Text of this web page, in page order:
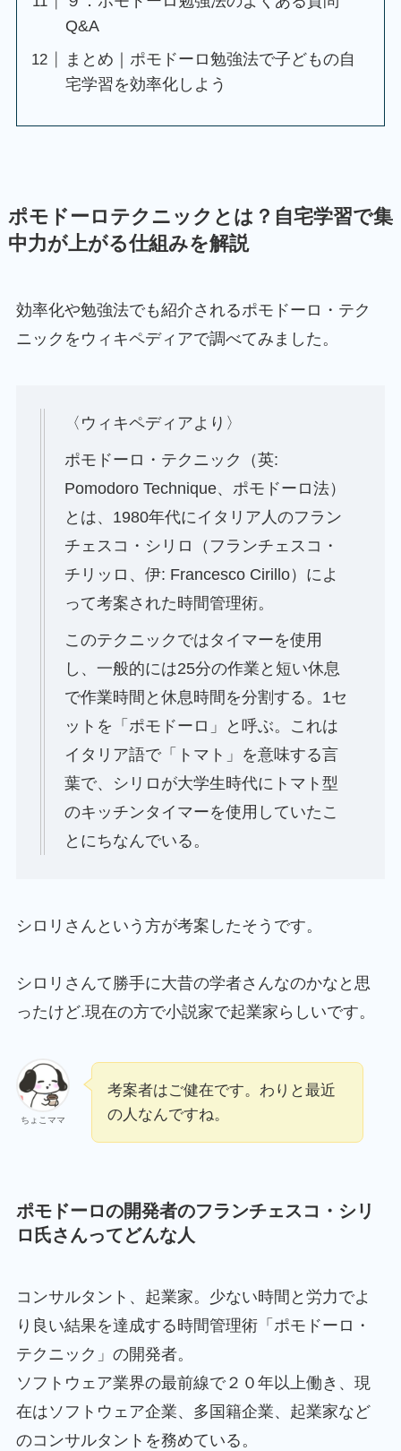
Q&A
まとめ｜ポモドーロ勉強法で子どもの自
宅学習を効率化しよう
ポモドーロテクニックとは ？自宅学習で集
中力が上がる仕組みを解説
効率化や勉強法でも紹介されるポモドーロ・テク
ニックをウィキペディアで調べてみました。
〈ウィキペディアより〉
ポモドーロ・テクニック（英:
Pomodoro Technique、ポモドーロ法）
とは、1980年代にイタリア人のフラン
チェスコ・シリロ（フランチェスコ・
チリッロ、伊: Francesco Cirillo）によ
って考案された時間管理術。
このテクニックではタイマーを使用
し、一般的には25分の作業と短い休息
で作業時間と休息時間を分割する。1セ
ットを「ポモドーロ」と呼ぶ。これは
イタリア語で「トマト」を意味する言
葉で、シリロが大学生時代にトマト型
のキッチンタイマーを使用していたこ
とにちなんでいる。
シロリさんという方が考案したそうです。
シロリさんて勝手に大昔の学者さんなのかなと思
ったけど.現在の方で小説家で起業家らしいです。
ちょこママ
考案者はご健在です。わりと最近
の人なんですね。
ポモドーロの開発者のフランチェスコ・シリ
ロ氏さんってどんな人
コンサルタント、起業家。少ない時間と労力でよ
り良い結果を達成する時間管理術「ポモドーロ・
テクニック」の開発者。
ソフトウェア業界の最前線で２０年以上働き、現
在はソフトウェア企業、多国籍企業、起業家など
のコンサルタントを務めている。